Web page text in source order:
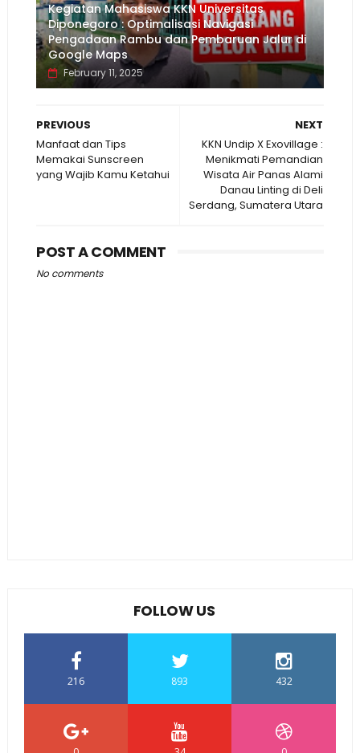
Kegiatan Mahasiswa KKN Universitas
Diponegoro : Optimalisasi Navigasi
Pengadaan Rambu dan Pembaruan Jalur di
Google Maps
February 11, 2025
NEXT
KKN Undip X Exovillage :
Menikmati Pemandian
Wisata Air Panas Alami
Danau Linting di Deli
Serdang, Sumatera Utara
PREVIOUS
Manfaat dan Tips
Memakai Sunscreen
yang Wajib Kamu Ketahui
POST A COMMENT
No comments
FOLLOW US
216 893 432